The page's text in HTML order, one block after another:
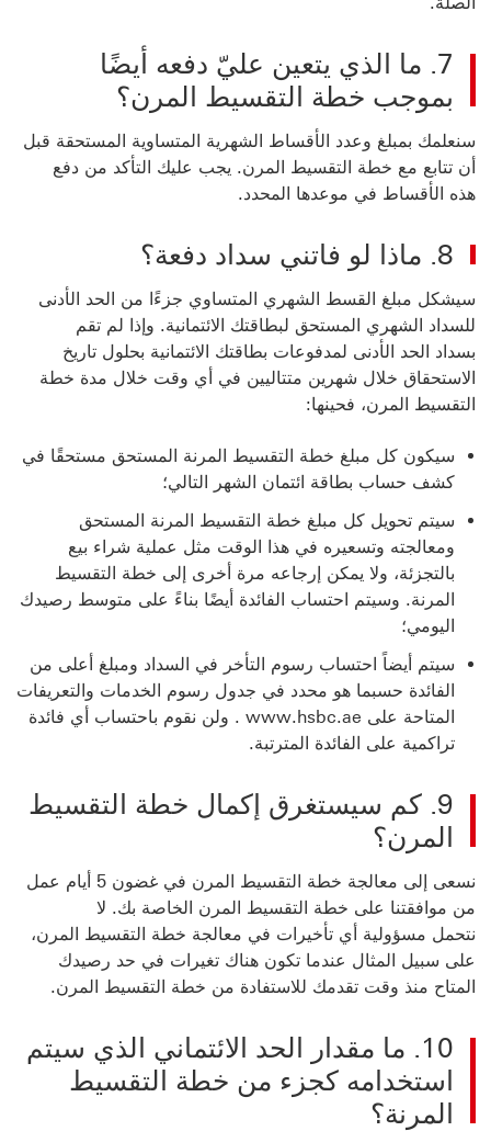
7. ما الذي يتعين عليّ دفعه أيضًا
بموجب خطة التقسيط المرن؟
سنعلمك بمبلغ وعدد الأقساط الشهرية المتساوية المستحقة قبل
أن تتابع مع خطة التقسيط المرن. يجب عليك التأكد من دفع
هذه الأقساط في موعدها المحدد.
8. ماذا لو فاتني سداد دفعة؟
سيشكل مبلغ القسط الشهري المتساوي جزءًا من الحد الأدنى
للسداد الشهري المستحق لبطاقتك الائتمانية. وإذا لم تقم
بسداد الحد الأدنى لمدفوعات بطاقتك الائتمانية بحلول تاريخ
الاستحقاق خلال شهرين متتاليين في أي وقت خلال مدة خطة
التقسيط المرن، فحينها:
سيكون كل مبلغ خطة التقسيط المرنة المستحق مستحقًا في
كشف حساب بطاقة ائتمان الشهر التالي؛
سيتم تحويل كل مبلغ خطة التقسيط المرنة المستحق
ومعالجته وتسعيره في هذا الوقت مثل عملية شراء بيع
بالتجزئة، ولا يمكن إرجاعه مرة أخرى إلى خطة التقسيط
المرنة. وسيتم احتساب الفائدة أيضًا بناءً على متوسط رصيدك
اليومي؛
سيتم أيضاً احتساب رسوم التأخر في السداد ومبلغ أعلى من
الفائدة حسبما هو محدد في جدول رسوم الخدمات والتعريفات
المتاحة على www.hsbc.ae . ولن نقوم باحتساب أي فائدة
تراكمية على الفائدة المترتبة.
9. كم سيستغرق إكمال خطة التقسيط
المرن؟
نسعى إلى معالجة خطة التقسيط المرن في غضون 5 أيام عمل
من موافقتنا على خطة التقسيط المرن الخاصة بك. لا
نتحمل مسؤولية أي تأخيرات في معالجة خطة التقسيط المرن،
على سبيل المثال عندما تكون هناك تغيرات في حد رصيدك
المتاح منذ وقت تقدمك للاستفادة من خطة التقسيط المرن.
10. ما مقدار الحد الائتماني الذي سيتم
استخدامه كجزء من خطة التقسيط
المرنة؟